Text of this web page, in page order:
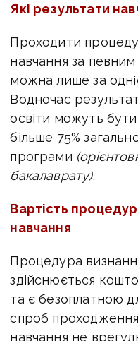
Які результати
Проходити
навчання за
можна лише за
Водночас
освіти можуть бути
більше 75%
програми
бакалаврату).
Вартість
навчання
Процедура
здійснюється
та є безоплатною
спроб проходження
навчання не